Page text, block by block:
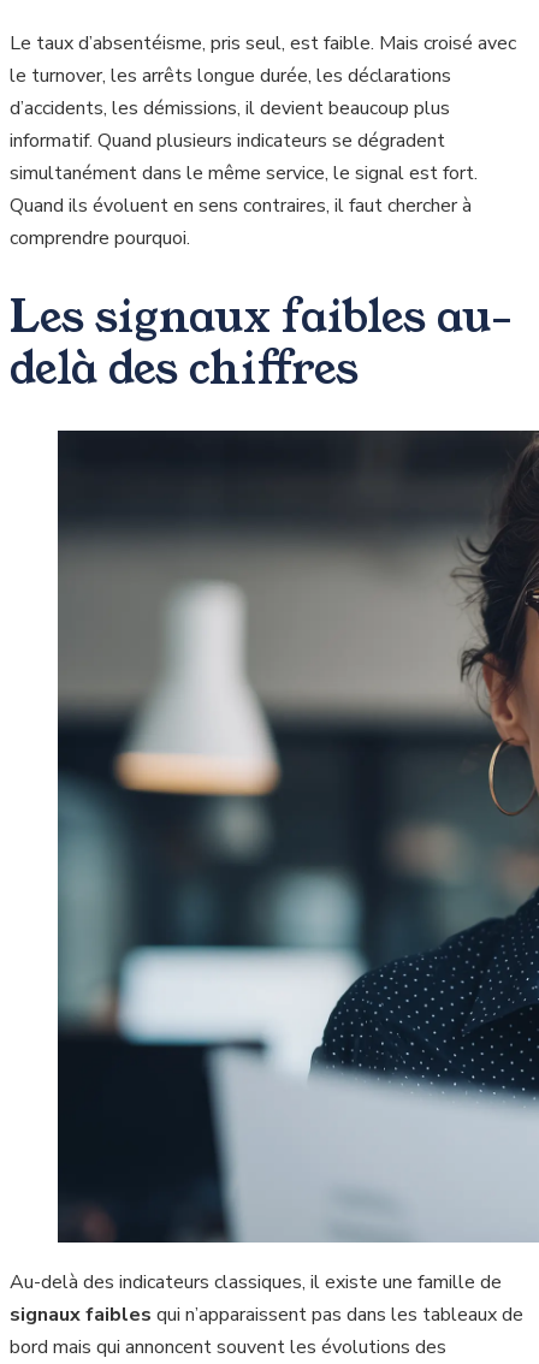
Le taux d’absentéisme, pris seul, est faible. Mais croisé avec
le turnover, les arrêts longue durée, les déclarations
d’accidents, les démissions, il devient beaucoup plus
informatif. Quand plusieurs indicateurs se dégradent
simultanément dans le même service, le signal est fort.
Quand ils évoluent en sens contraires, il faut chercher à
comprendre pourquoi.
Les signaux faibles au-
delà des chiffres
Au-delà des indicateurs classiques, il existe une famille de
signaux faibles qui n’apparaissent pas dans les tableaux de
bord mais qui annoncent souvent les évolutions des